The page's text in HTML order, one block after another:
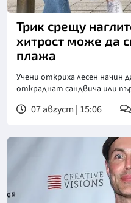
Трик срещу
хитрост може да
плажа
Учени откриха лесен начин
откраднат сандвича или
07 август | 15:06